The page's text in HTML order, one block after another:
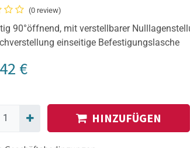
(0 review)
90°öffnend, mit verstellbarer
einseitige Befestigungslasche
€
HINZUFÜGEN